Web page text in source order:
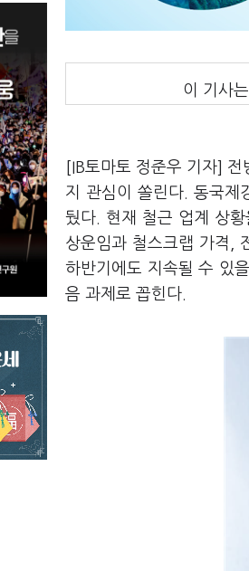
이 기사는
[IB토마토 정준우 기자] 전
지 관심이 쏠린다. 동국제
뒀다. 현재 철근 업계 상
상운임과 철스크랩 가격,
하반기에도 지속될 수 있
음 과제로 꼽힌다.